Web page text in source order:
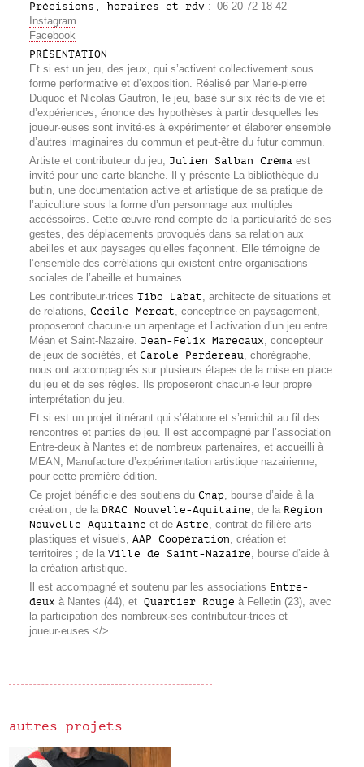
Précisions, horaires et rdv : 06 20 72 18 42
Instagram
Facebook
PRÉSENTATION
Et si est un jeu, des jeux, qui s’activent collectivement sous
forme performative et d’exposition. Réalisé par Marie-pierre
Duquoc et Nicolas Gautron, le jeu, basé sur six récits de vie et
d’expériences, énonce des hypothèses à partir desquelles les
joueur·euses sont invité·es à expérimenter et élaborer ensemble
d’autres imaginaires du commun et peut-être du futur commun.
Artiste et contributeur du jeu, Julien Salban Créma est
invité pour une carte blanche. Il y présente La bibliothèque du
butin, une documentation active et artistique de sa pratique de
l’apiculture sous la forme d’un personnage aux multiples
accéssoires. Cette œuvre rend compte de la particularité de ses
gestes, des déplacements provoqués dans sa relation aux
abeilles et aux paysages qu’elles façonnent. Elle témoigne de
l’ensemble des corrélations qui existent entre organisations
sociales de l’abeille et humaines.
Les contributeur·tricesTibo Labat, architecte de situations et
de relations,Cécile Mercat, conceptrice en paysagement,
proposeront chacun·e un arpentage et l’activation d’un jeu entre
Méan et Saint-Nazaire. Jean-Félix Marécaux, concepteur
de jeux de sociétés, etCarole Perdereau, chorégraphe,
nous ont accompagnés sur plusieurs étapes de la mise en place
du jeu et de ses règles. Ils proposeront chacun·e leur propre
interprétation du jeu.
Et si est un projet itinérant qui s’élabore et s’enrichit au fil des
rencontres et parties de jeu. Il est accompagné par l’association
Entre-deux à Nantes et de nombreux partenaires, et accueilli à
MEAN, Manufacture d’expérimentation artistique nazairienne,
pour cette première édition.
Ce projet bénéficie des soutiens duCnap, bourse d’aide à la
création ; de la DRAC Nouvelle-Aquitaine, de la Région
Nouvelle-Aquitaine et deAstre, contrat de filière arts
plastiques et visuels,AAP Coopération, création et
territoires ; de laVille de Saint-Nazaire, bourse d’aide à
la création artistique.
Il est accompagné et soutenu par les associations Entre-
deux à Nantes (44), et Quartier Rouge à Felletin (23), avec
la participation des nombreux·ses contributeur·trices et
joueur·euses.</>
autres projets